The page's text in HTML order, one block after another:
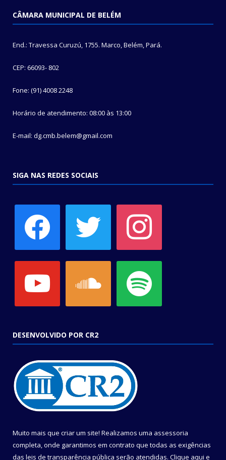
CÂMARA MUNICIPAL DE BELÉM
End.: Travessa Curuzú, 1755. Marco, Belém, Pará.
CEP: 66093- 802
Fone: (91) 4008 2248
Horário de atendimento: 08:00 às 13:00
E-mail: dg.cmb.belem@gmail.com
SIGA NAS REDES SOCIAIS
DESENVOLVIDO POR CR2
Muito mais que criar um site! Realizamos uma assessoria
completa, onde garantimos em contrato que todas as exigências
das leis de transparência pública serão atendidas. Clique aqui e